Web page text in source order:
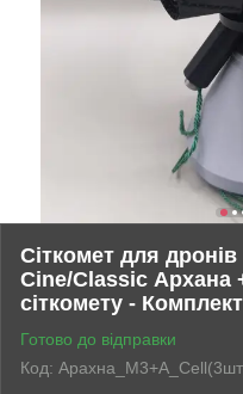
Сіткомет для
Cine/Classic Архана
сіткомету - Комплект
Готово до відправки
Код: